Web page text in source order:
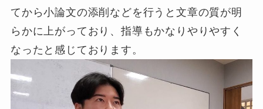
てから小論文の添削などを行うと文章の質が明
らかに上がっており、指導もかなりやりやすく
なったと感じております。